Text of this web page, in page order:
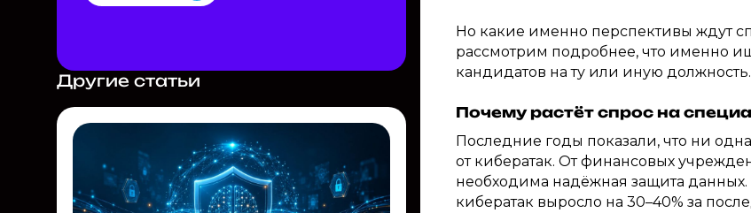
Другие статьи
Но какие именно перспективы ждут
рассмотрим подробнее, что именно
кандидатов на ту или иную должность.
Почему растёт спрос на
Последние годы показали, что ни
от кибератак. От финансовых
необходима надёжная защита
кибератак выросло на 30–40% за